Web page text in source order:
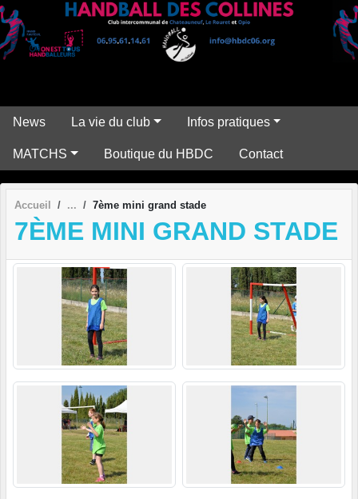
News La vie du club Infos pratiques
MATCHS Boutique du HBDC Contact
Accueil 7ème mini grand stade
7ÈME MINI GRAND STADE
Panneau de gestion des cookies